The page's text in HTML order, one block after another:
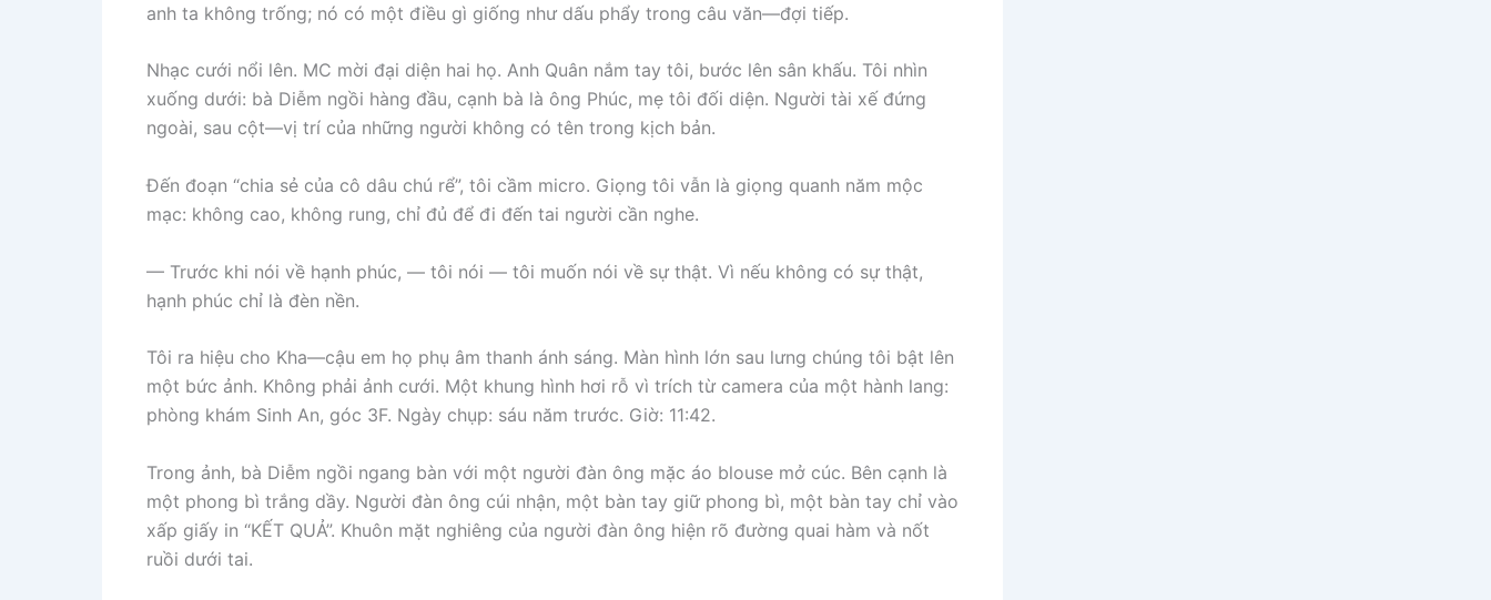
anh ta không trống; nó có một điều gì giống như dấu phẩy trong câu văn—đợi tiếp.
Nhạc cưới nổi lên. MC mời đại diện hai họ. Anh Quân nắm tay tôi, bước lên sân khấu. Tôi nhìn
xuống dưới: bà Diễm ngồi hàng đầu, cạnh bà là ông Phúc, mẹ tôi đối diện. Người tài xế đứng
ngoài, sau cột—vị trí của những người không có tên trong kịch bản.
Đến đoạn “chia sẻ của cô dâu chú rể”, tôi cầm micro. Giọng tôi vẫn là giọng quanh năm mộc
mạc: không cao, không rung, chỉ đủ để đi đến tai người cần nghe.
— Trước khi nói về hạnh phúc, — tôi nói — tôi muốn nói về sự thật. Vì nếu không có sự thật,
hạnh phúc chỉ là đèn nền.
Tôi ra hiệu cho Kha—cậu em họ phụ âm thanh ánh sáng. Màn hình lớn sau lưng chúng tôi bật lên
một bức ảnh. Không phải ảnh cưới. Một khung hình hơi rỗ vì trích từ camera của một hành lang:
phòng khám Sinh An, góc 3F. Ngày chụp: sáu năm trước. Giờ: 11:42.
Trong ảnh, bà Diễm ngồi ngang bàn với một người đàn ông mặc áo blouse mở cúc. Bên cạnh là
một phong bì trắng dầy. Người đàn ông cúi nhận, một bàn tay giữ phong bì, một bàn tay chỉ vào
xấp giấy in “KẾT QUẢ”. Khuôn mặt nghiêng của người đàn ông hiện rõ đường quai hàm và nốt
ruồi dưới tai.